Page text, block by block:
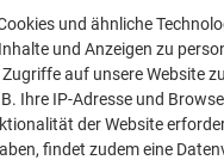
Menge
1-9Stück
10-19
20+ Stück
und ähnliche
und Anzeigen zu
auf unsere Website
Ihre IP-Adresse und
der Website
findet zudem eine